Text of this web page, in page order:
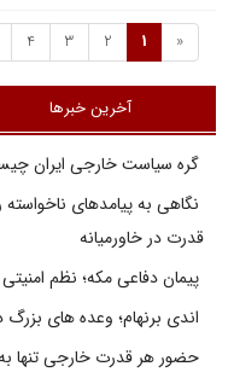
«
1
2
3
4
آخرین خبرها
گره سیاست خارجی ایران
نگاهی به پیامدهای ناخواسته
قدرت در خاورمیانه
پیمان دفاعی مکه؛ نظم
اندی برنهام؛ وعده های
حضور هر قدرت خارجی تنها